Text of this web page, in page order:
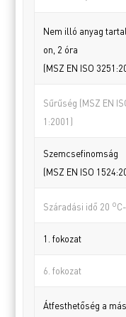
Nem illó anyag
on, 2 óra
(MSZ EN ISO
Sűrűség (MSZ EN
1:2001)
Szemcsefinomság
(MSZ EN ISO
Száradási idő 20 o
1. fokozat
6. fokozat
Átfesthetőség a